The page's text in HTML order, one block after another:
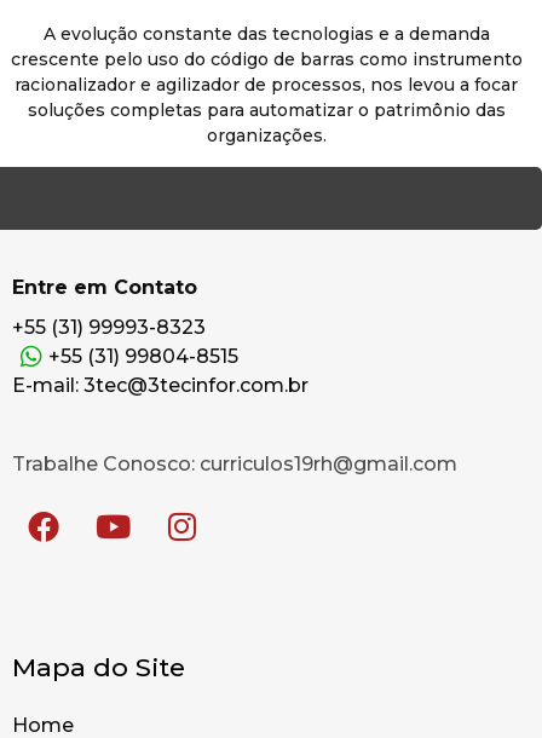
A evolução constante das tecnologias e a demanda
crescente pelo uso do código de barras como instrumento
racionalizador e agilizador de processos, nos levou a focar
soluções completas para automatizar o patrimônio das
organizações.
Entre em Contato
+55 (31) 99993-8323
+55 (31) 99804-8515
E-mail: 3tec@3tecinfor.com.br
Trabalhe Conosco: curriculos19rh@gmail.com
Mapa do Site
Home